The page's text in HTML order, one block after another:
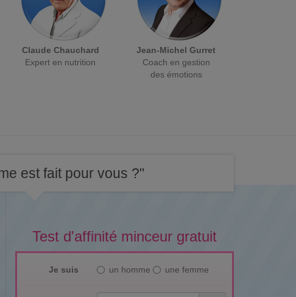
Claude Chauchard
Expert en nutrition
Jean-Michel Gurret
Coach en gestion
des émotions
est fait pour vous ?"
Test d'affinité minceur gratuit
Je suis un homme une femme